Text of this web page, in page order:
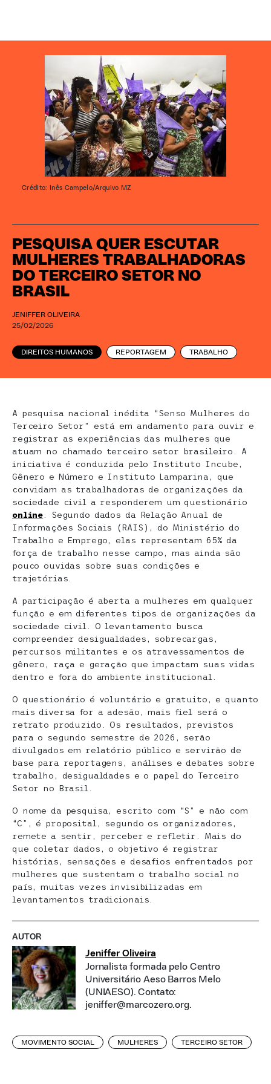
PESQUISA QUER ESCUTAR
MULHERES TRABALHADORAS
DO TERCEIRO SETOR NO
BRASIL
JENIFFER OLIVEIRA
25/02/2026
DIREITOS HUMANOS REPORTAGEM TRABALHO
Crédito: Inês Campelo/Arquivo MZ
A pesquisa nacional inédita “Senso Mulheres do
Terceiro Setor” está em andamento para ouvir e
registrar as experiências das mulheres que
atuam no chamado terceiro setor brasileiro. A
iniciativa é conduzida pelo Instituto Incube,
Gênero e Número e Instituto Lamparina, que
convidam as trabalhadoras de organizações da
sociedade civil a responderem um questionário
online . Segundo dados da Relação Anual de
Informações Sociais (RAIS), do Ministério do
Trabalho e Emprego, elas representam 65% da
força de trabalho nesse campo, mas ainda são
pouco ouvidas sobre suas condições e
trajetórias.
A participação é aberta a mulheres em qualquer
função e em diferentes tipos de organizações da
sociedade civil. O levantamento busca
compreender desigualdades, sobrecargas,
percursos militantes e os atravessamentos de
gênero, raça e geração que impactam suas vidas
dentro e fora do ambiente institucional.
O questionário é voluntário e gratuito, e quanto
mais diversa for a adesão, mais fiel será o
retrato produzido. Os resultados, previstos
para o segundo semestre de 2026, serão
divulgados em relatório público e servirão de
base para reportagens, análises e debates sobre
trabalho, desigualdades e o papel do Terceiro
Setor no Brasil.
O nome da pesquisa, escrito com “S” e não com
“C”, é proposital, segundo os organizadores,
remete a sentir, perceber e refletir. Mais do
que coletar dados, o objetivo é registrar
histórias, sensações e desafios enfrentados por
mulheres que sustentam o trabalho social no
país, muitas vezes invisibilizadas em
levantamentos tradicionais.
AUTOR
Jeniffer Oliveira
Jornalista formada pelo Centro
Universitário Aeso Barros Melo
(UNIAESO). Contato:
jeniffer@marcozero.org.
MOVIMENTO SOCIAL MULHERES TERCEIRO SETOR